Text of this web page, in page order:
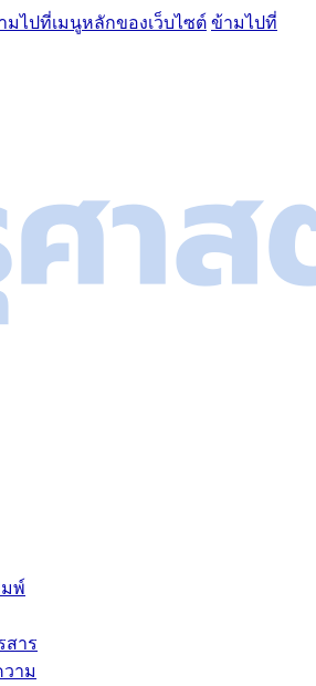
มไปที่เมนูหลักของเว็บไซต์ ข้ามไปที่
พ์
สาร
าม